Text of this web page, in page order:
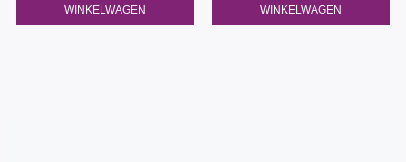
WINKELWAGEN
WINKELWAGEN